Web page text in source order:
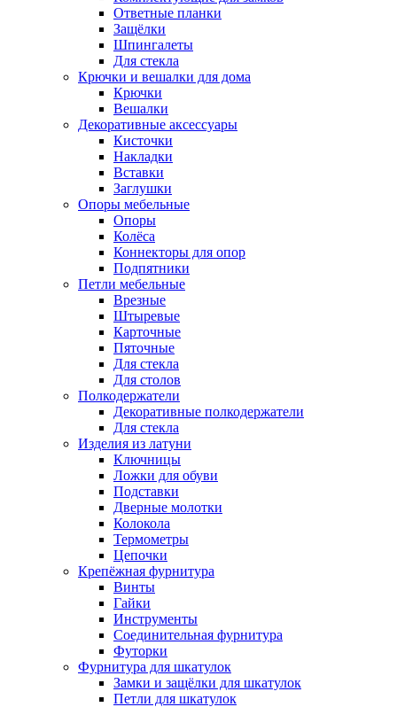
Ответные планки
Защёлки
Шпингалеты
Для стекла
Крючки и вешалки для дома
Крючки
Вешалки
Декоративные аксессуары
Кисточки
Накладки
Вставки
Заглушки
Опоры мебельные
Опоры
Колёса
Коннекторы для опор
Подпятники
Петли мебельные
Врезные
Штыревые
Карточные
Пяточные
Для стекла
Для столов
Полкодержатели
Декоративные полкодержатели
Для стекла
Изделия из латуни
Ключницы
Ложки для обуви
Подставки
Дверные молотки
Колокола
Термометры
Цепочки
Крепёжная фурнитура
Винты
Гайки
Инструменты
Соединительная фурнитура
Футорки
Фурнитура для шкатулок
Замки и защёлки для шкатулок
Петли для шкатулок